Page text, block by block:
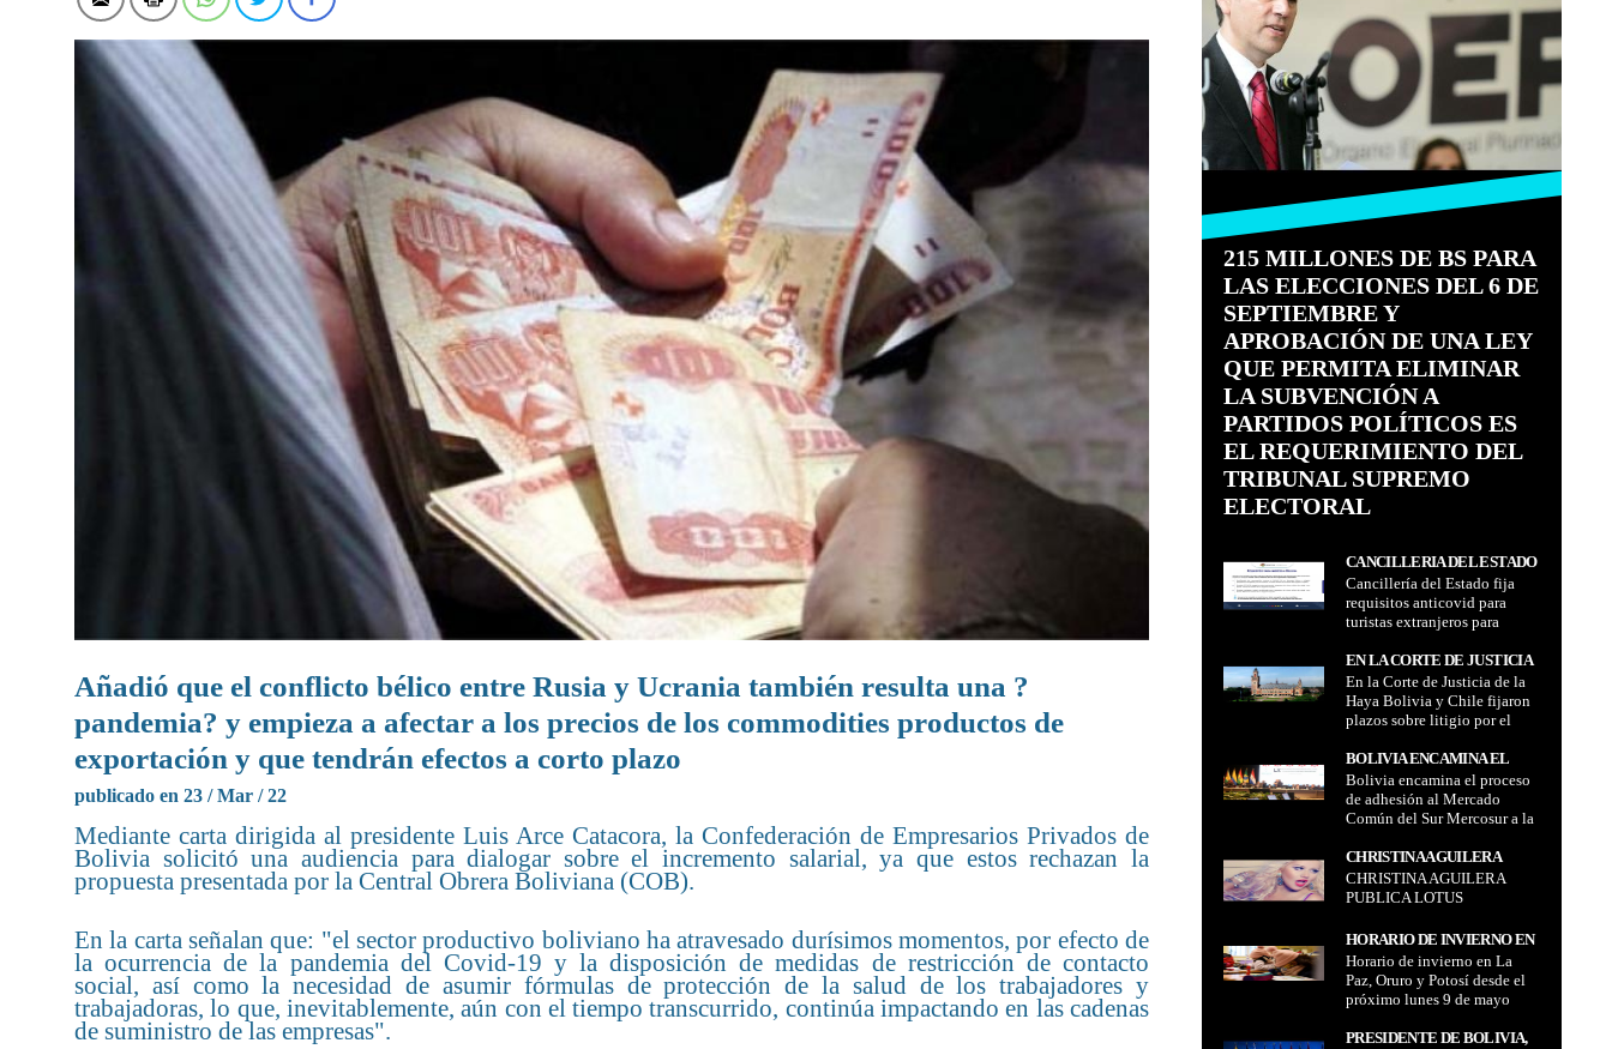
Añadió que el conflicto bélico entre Rusia y Ucrania también resulta una ?
pandemia? y empieza a afectar a los precios de los commodities productos de
exportación y que tendrán efectos a corto plazo
publicado en 23 / Mar / 22
Mediante carta dirigida al presidente Luis Arce Catacora, la Confederación de Empresarios Privados de
Bolivia solicitó una audiencia para dialogar sobre el incremento salarial, ya que estos rechazan la
propuesta presentada por la Central Obrera Boliviana (COB).
En la carta señalan que: "el sector productivo boliviano ha atravesado durísimos momentos, por efecto de
la ocurrencia de la pandemia del Covid-19 y la disposición de medidas de restricción de contacto
social, así como la necesidad de asumir fórmulas de protección de la salud de los trabajadores y
trabajadoras, lo que, inevitablemente, aún con el tiempo transcurrido, continúa impactando en las cadenas
de suministro de las empresas".
215 MILLONES DE BS PARA
LAS ELECCIONES DEL 6 DE
SEPTIEMBRE Y
APROBACIÓN DE UNA LEY
QUE PERMITA ELIMINAR
LA SUBVENCIÓN A
PARTIDOS POLÍTICOS ES
EL REQUERIMIENTO DEL
TRIBUNAL SUPREMO
ELECTORAL
CANCILLERÍA DEL ESTADO
FIJA REQUISITOS
ANTICOVID PARA TURISTAS
EXTRANJEROS PARA
Cancillería del Estado fija
requisitos anticovid para
turistas extranjeros para
EN LA CORTE DE JUSTICIA
DE LA HAYA BOLIVIA Y
CHILE FIJARON PLAZOS
SOBRE LITIGIO POR EL
En la Corte de Justicia de la
Haya Bolivia y Chile fijaron
plazos sobre litigio por el
BOLIVIA ENCAMINA EL
PROCESO DE ADHESIÓN AL
MERCADO COMÚN DEL
SUR MERCOSUR A LA
APRUEBE SU
INCORPORACIÓN PLENA AL
Bolivia encamina el proceso
de adhesión al Mercado
Común del Sur Mercosur a la
incorporación plena al
bloque
CHRISTINA AGUILERA
PUBLICA LOTUS
CHRISTINA AGUILERA
PUBLICA LOTUS
HORARIO DE INVIERNO EN
LA PAZ, ORURO Y POTOSÍ
DESDE EL PRÓXIMO LUNES
9 DE MAYO
Horario de invierno en La
Paz, Oruro y Potosí desde el
próximo lunes 9 de mayo
PRESIDENTE DE BOLIVIA,